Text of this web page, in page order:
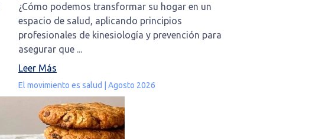
¿Cómo podemos transformar su hogar en un
espacio de salud, aplicando principios
profesionales de kinesiología y prevención para
asegurar que ...
Leer Más
El movimiento es salud | Agosto 2026